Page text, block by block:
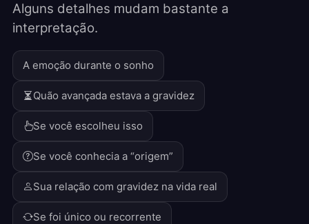
Alguns detalhes mudam bastante a
interpretação.
A emoção durante o sonho
Quão avançada estava a gravidez
Se você escolheu isso
Se você conhecia a “origem”
Sua relação com gravidez na vida real
Se foi único ou recorrente